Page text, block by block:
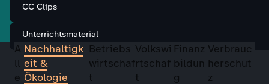
CC Clips
Unterrichtsmaterial
A
ll
e
Nachhaltigk
eit &
Ökologie
Betriebs
wirtschaf
t
Volkswi
rtschaf
t
Finanz
bildun
g
Verbrauc
herschut
z